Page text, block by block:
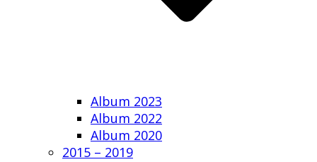
Album 2023
Album 2022
Album 2020
2015 – 2019